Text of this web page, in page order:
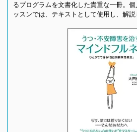
るプログラムを文書化した貴重な一冊。
ッスンでは、テキストとして使用し、解説